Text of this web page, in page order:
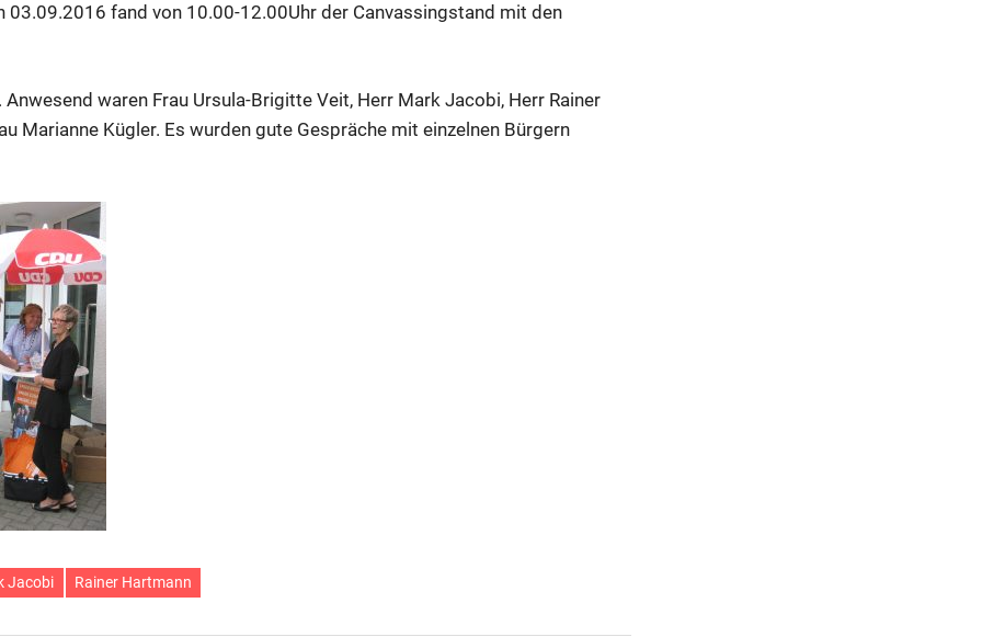
03.09.2016 fand von 10.00-12.00Uhr der Canvassingstand mit den
waren Frau Ursula-Brigitte Veit, Herr Mark Jacobi, Herr Rainer
Marianne Kügler. Es wurden gute Gespräche mit einzelnen Bürgern
Jacobi Rainer Hartmann